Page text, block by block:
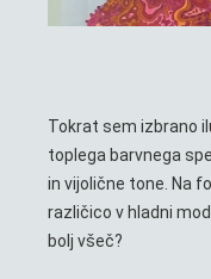
Tokrat sem izbrano
toplega barvnega
in vijolične tone. Na
različico v hladni
bolj všeč?